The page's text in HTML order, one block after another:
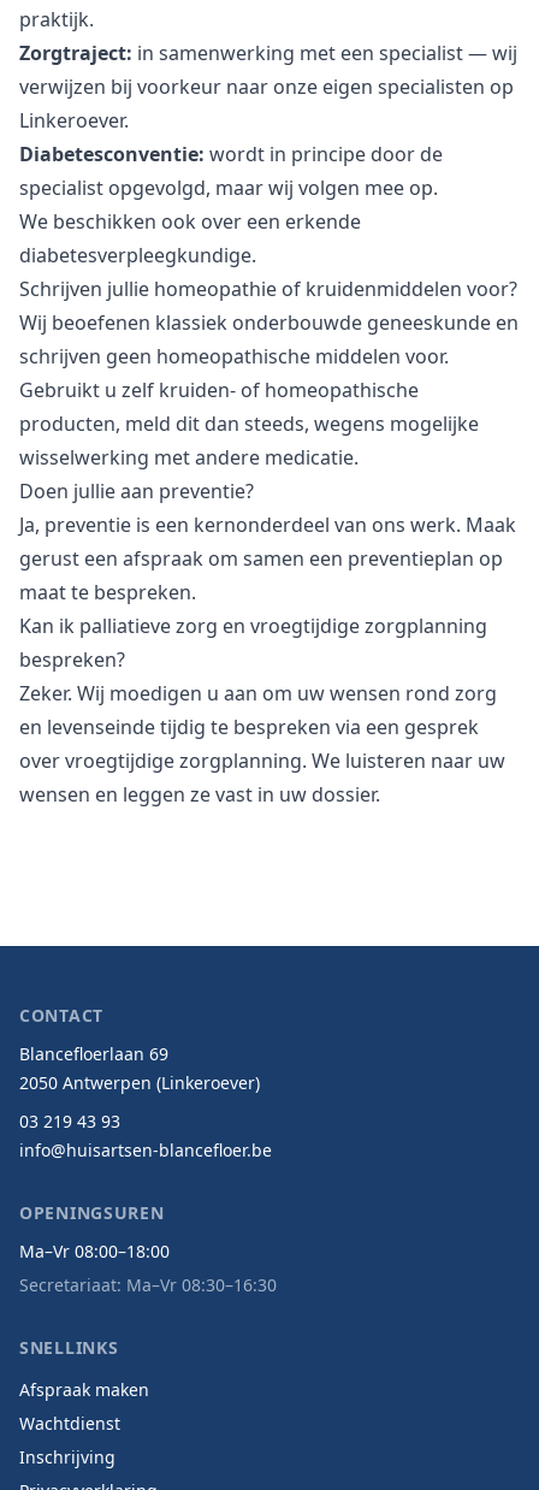
praktijk.
Zorgtraject: in samenwerking met een specialist — wij
verwijzen bij voorkeur naar onze eigen specialisten op
Linkeroever.
Diabetesconventie: wordt in principe door de
specialist opgevolgd, maar wij volgen mee op.
We beschikken ook over een erkende
diabetesverpleegkundige.
Schrijven jullie homeopathie of kruidenmiddelen voor?
Wij beoefenen klassiek onderbouwde geneeskunde en
schrijven geen homeopathische middelen voor.
Gebruikt u zelf kruiden- of homeopathische
producten, meld dit dan steeds, wegens mogelijke
wisselwerking met andere medicatie.
Doen jullie aan preventie?
Ja, preventie is een kernonderdeel van ons werk. Maak
gerust een afspraak om samen een preventieplan op
maat te bespreken.
Kan ik palliatieve zorg en vroegtijdige zorgplanning
bespreken?
Zeker. Wij moedigen u aan om uw wensen rond zorg
en levenseinde tijdig te bespreken via een gesprek
over vroegtijdige zorgplanning. We luisteren naar uw
wensen en leggen ze vast in uw dossier.
CONTACT
Blancefloerlaan 69
2050 Antwerpen (Linkeroever)
03 219 43 93
info@huisartsen-blancefloer.be
OPENINGSUREN
Ma–Vr 08:00–18:00
Secretariaat: Ma–Vr 08:30–16:30
SNELLINKS
Afspraak maken
Wachtdienst
Inschrijving